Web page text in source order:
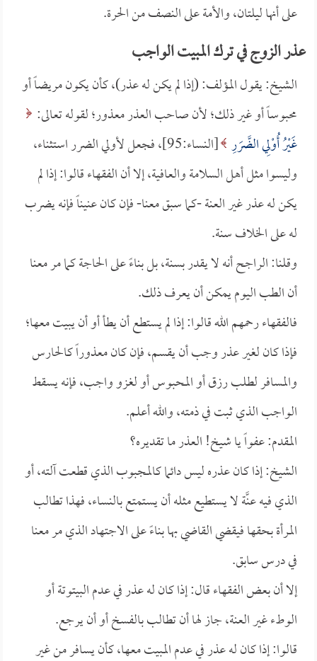
على أنها ليلتان، والأمة على النصف من الحرة.
عذر الزوج في ترك المبيت الواجب
الشيخ: يقول المؤلف: (إذا لم يكن له عذر)، كأن يكون مريضاً أو
محبوساً أو غير ذلك؛ لأن صاحب العذر معذور؛ لقوله تعالى:
غَيْرُ أُوْلِي الضَّرَرِ
[النساء:95]، فجعل لأولي الضرر استثناء،
وليسوا مثل أهل السلامة والعافية، إلا أن الفقهاء قالوا: إذا لم
يكن له عذر غير العنة -كما سبق معنا- فإن كان عنيناً فإنه يضرب
له على الخلاف سنة.
وقلنا: الراجح أنه لا يقدر بسنة، بل بناءً على الحاجة كما مر معنا
أن الطب اليوم يمكن أن يعرف ذلك.
فالفقهاء رحمهم الله قالوا: إذا لم يستطع أن يطأ أو أن يبيت معها؛
فإذا كان لغير عذر وجب أن يقسم، فإن كان معذوراً كالحارس
والمسافر لطلب رزق أو المحبوس أو لغزو واجب، فإنه يسقط
الواجب الذي ثبت في ذمته، والله أعلم.
المقدم: عفواً يا شيخ! العذر ما تقديره؟
الشيخ: إذا كان عذره ليس دائما كالمجبوب الذي قطعت آلته، أو
الذي فيه عنَّة لا يستطيع مثله أن يستمتع بالنساء، فهذا تطالب
المرأة بحقها فيقضي القاضي بها بناءً على الاجتهاد الذي مر معنا
في درس سابق.
إلا أن بعض الفقهاء قال: إذا كان له عذر في عدم البيتوتة أو
الوطء غير العنة، جاز لها أن تطالب بالفسخ أو أن يرجع.
قالوا: إذا كان له عذر في عدم المبيت معها، كأن يسافر من غير